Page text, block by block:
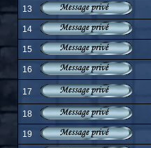
13
14
15
16
17
18
19